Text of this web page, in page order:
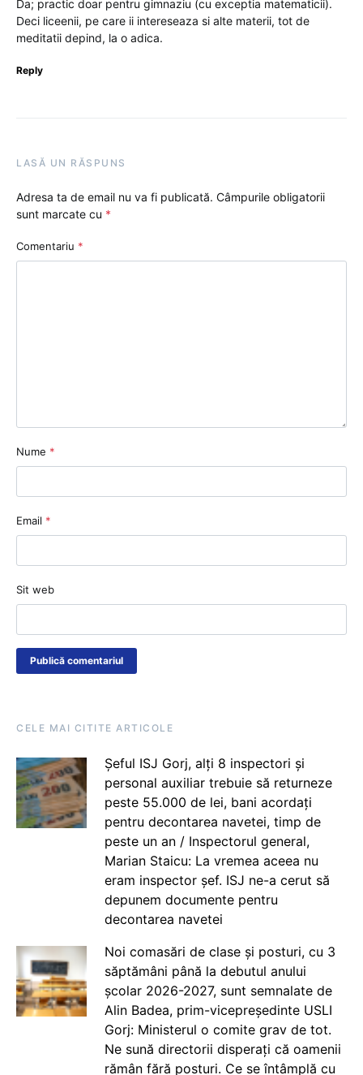
Da; practic doar pentru gimnaziu (cu exceptia matematicii).
Deci liceenii, pe care ii intereseaza si alte materii, tot de
meditatii depind, la o adica.
Reply
LASĂ UN RĂSPUNS
Adresa ta de email nu va fi publicată. Câmpurile obligatorii
sunt marcate cu *
Comentariu *
Nume *
Email *
Sit web
CELE MAI CITITE ARTICOLE
Șeful ISJ Gorj, alți 8 inspectori și
personal auxiliar trebuie să returneze
peste 55.000 de lei, bani acordați
pentru decontarea navetei, timp de
peste un an / Inspectorul general,
Marian Staicu: La vremea aceea nu
eram inspector șef. ISJ ne-a cerut să
depunem documente pentru
decontarea navetei
Noi comasări de clase și posturi, cu 3
săptămâni până la debutul anului
școlar 2026-2027, sunt semnalate de
Alin Badea, prim-vicepreședinte USLI
Gorj: Ministerul o comite grav de tot.
Ne sună directorii disperați că oamenii
rămân fără posturi. Ce se întâmplă cu